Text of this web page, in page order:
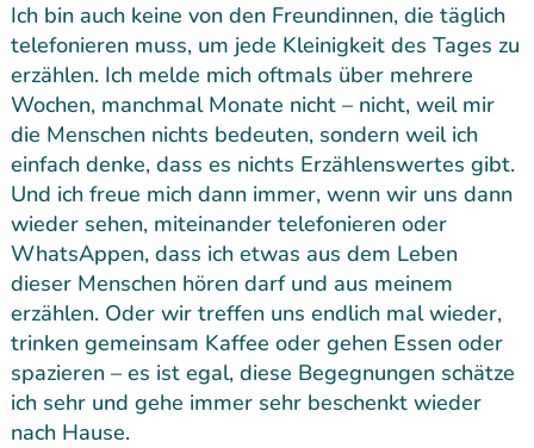
Ich bin auch keine von den Freundinnen, die täglich
telefonieren muss, um jede Kleinigkeit des Tages zu
erzählen. Ich melde mich oftmals über mehrere
Wochen, manchmal Monate nicht – nicht, weil mir
die Menschen nichts bedeuten, sondern weil ich
einfach denke, dass es nichts Erzählenswertes gibt.
Und ich freue mich dann immer, wenn wir uns dann
wieder sehen, miteinander telefonieren oder
WhatsAppen, dass ich etwas aus dem Leben
dieser Menschen hören darf und aus meinem
erzählen. Oder wir treffen uns endlich mal wieder,
trinken gemeinsam Kaffee oder gehen Essen oder
spazieren – es ist egal, diese Begegnungen schätze
ich sehr und gehe immer sehr beschenkt wieder
nach Hause.